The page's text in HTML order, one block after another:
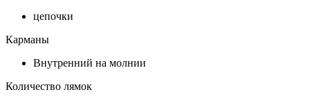
цепочки
Карманы
Внутренний на молнии
Количество лямок